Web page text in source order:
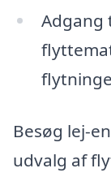
Adgang
Besøg lej-
udvalg af